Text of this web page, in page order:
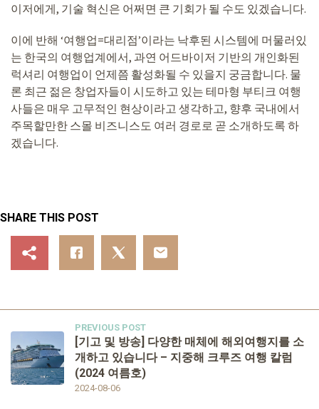
이저에게, 기술 혁신은 어쩌면 큰 기회가 될 수도 있겠습니다.
이에 반해 ‘여행업=대리점’이라는 낙후된 시스템에 머물러있
는 한국의 여행업계에서, 과연 어드바이저 기반의 개인화된
럭셔리 여행업이 언제쯤 활성화될 수 있을지 궁금합니다. 물
론 최근 젊은 창업자들이 시도하고 있는 테마형 부티크 여행
사들은 매우 고무적인 현상이라고 생각하고, 향후 국내에서
주목할만한 스몰 비즈니스도 여러 경로로 곧 소개하도록 하
겠습니다.
SHARE THIS POST
PREVIOUS POST
2024-08-06
[기고 및 방송] 다양한 매체에 해외여행지를 소
개하고 있습니다 – 지중해 크루즈 여행 칼럼
(2024 여름호)